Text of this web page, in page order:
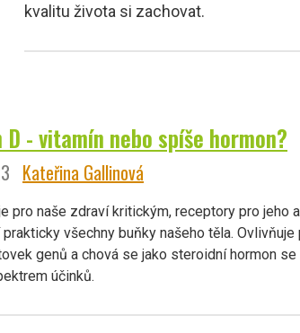
kvalitu života si zachovat.
- vitamín nebo spíše hormon?
Kateřina Gallinová
pro naše zdraví kritickým, receptory pro jeho
všechny buňky našeho těla. Ovlivňuje
genů a chová se jako steroidní hormon se
účinků.